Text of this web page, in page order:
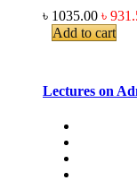
৳ 1035.00 ৳
Add to cart
Lectures on